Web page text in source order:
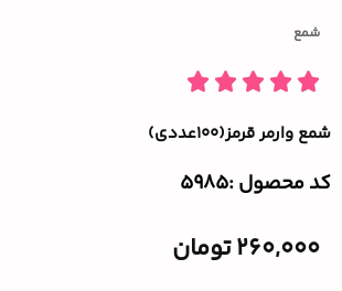
شمع
شمع وارمر قرمز(۱۰۰عددی)
کد محصول :‌5985
260,000تومان